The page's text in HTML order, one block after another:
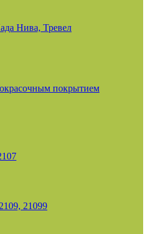
Нива, Тревел
покрытием
21099